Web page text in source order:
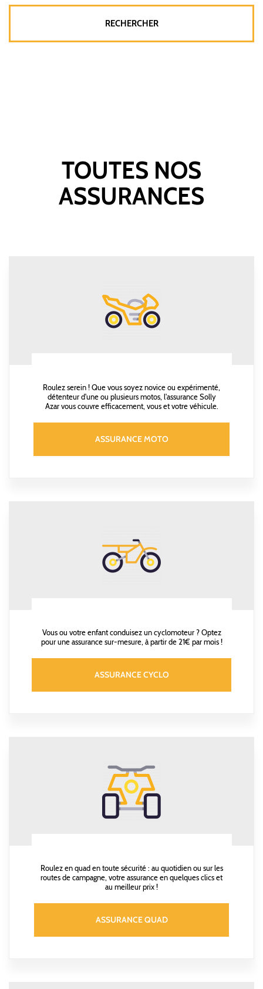
TOUTES NOS
ASSURANCES
Roulez serein ! Que vous soyez novice ou expérimenté,
détenteur d'une ou plusieurs motos, l'assurance Solly
Azar vous couvre efficacement, vous et votre véhicule.
ASSURANCE MOTO
Vous ou votre enfant conduisez un cyclomoteur ? Optez
pour une assurance sur-mesure, à partir de 21€ par mois !
ASSURANCE CYCLO
Roulez en quad en toute sécurité : au quotidien ou sur les
routes de campagne, votre assurance en quelques clics et
au meilleur prix !
ASSURANCE QUAD